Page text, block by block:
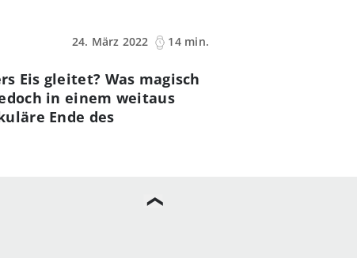
24. März 2022
14 min.
Eis gleitet? Was magisch
in einem weitaus
Ende des